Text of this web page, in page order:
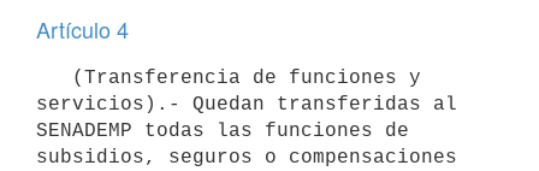
Artículo 4
servicios).- Quedan transferidas al
SENADEMP todas las funciones de
subsidios, seguros o compensaciones